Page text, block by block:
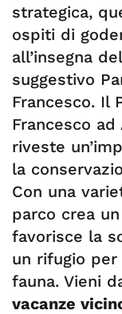
strategica,
ospiti di
all’insegna
suggestivo
Francesco. Il
Francesco ad
riveste
la
Con una
parco crea
favorisce la
un rifugio
fauna. Vieni
vacanze